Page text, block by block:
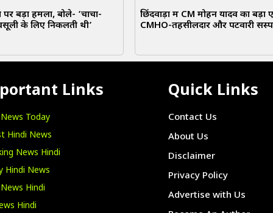
पर बड़ा हमला, बोले- ‘चाचा-
के लिए निकलती थी’
छिंदवाड़ा में CM मोहन यादव का बड़ा
CMHO-तहसीलदार और पटवारी
Links
Today
Hindi News
News Hindi
Hindi News
Hindi
Hindi
Quick Links
Contact Us
About Us
Disclaimer
Privacy Policy
Advertise with Us